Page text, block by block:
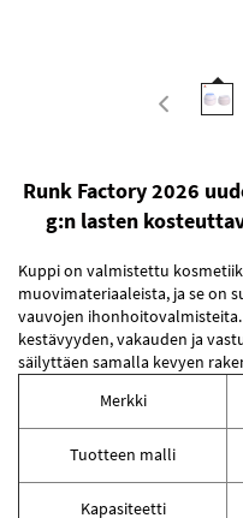
Runk Factory 2026
g:n lasten
Kuppi on valmistettu
muovimateriaaleista, ja se on
vauvojen
kestävyyden, vakauden ja
säilyttäen samalla kevyen
Merkki
Tuotteen malli
Kapasiteetti